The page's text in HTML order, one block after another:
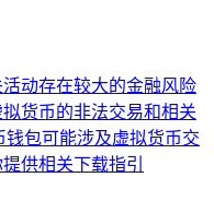
动存在较大的金融风险
货币的非法交易和相关
包可能涉及虚拟货币交
供相关下载指引